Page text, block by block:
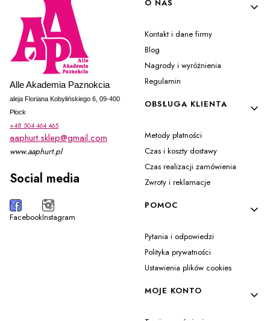
Alle Akademia Paznokcia
aleja Floriana Kobylińskiego 6, 09-400
Płock
+48 504 464 465
aaphurt.sklep@gmail.com
www.aaphurt.pl
Social media
FacebookInstagram
O NAS
Kontakt i dane firmy
Blog
Nagrody i wyróżnienia
Regulamin
OBSŁUGA KLIENTA
Metody płatności
Czas i koszty dostawy
Czas realizacji zamówienia
Zwroty i reklamacje
POMOC
Pytania i odpowiedzi
Polityka prywatności
Ustawienia plików cookies
MOJE KONTO